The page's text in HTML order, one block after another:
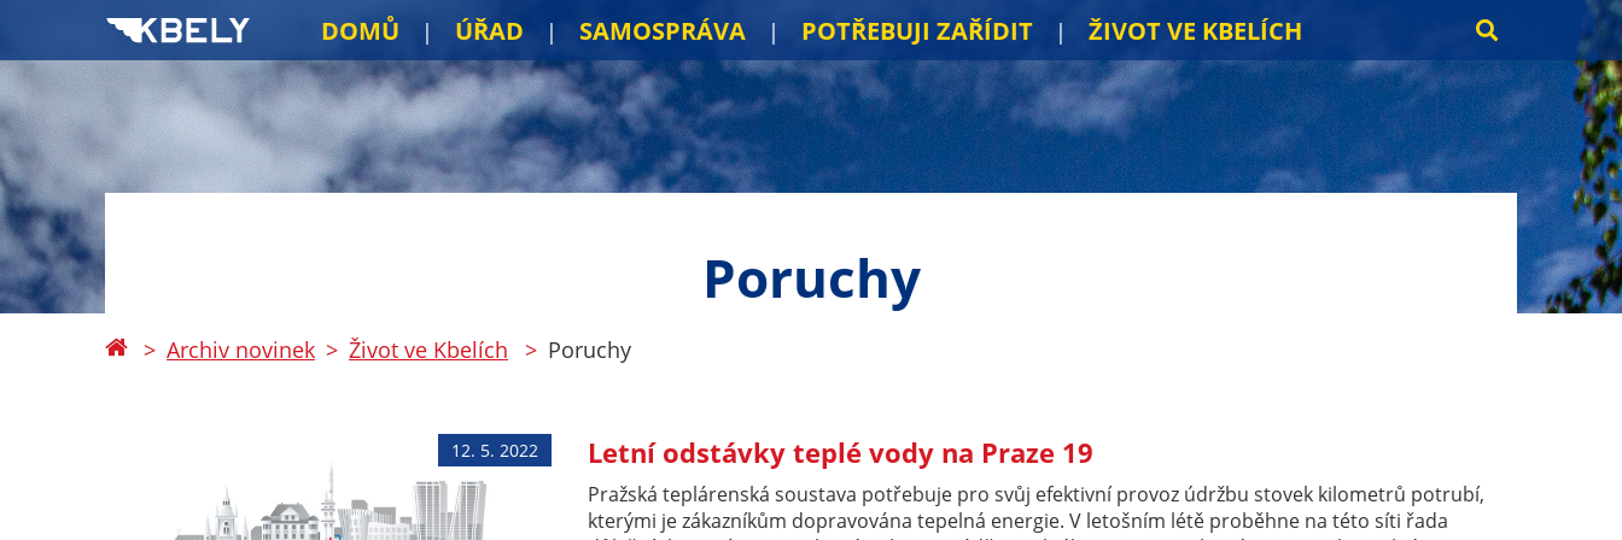
DOMŮ ÚŘAD SAMOSPRÁVA POTŘEBUJI ZAŘÍDIT ŽIVOT VE KBELÍCH
Poruchy
Archiv novinek Život ve Kbelích Poruchy
12. 5. 2022 Letní odstávky teplé vody na Praze 19
Pražská teplárenská soustava potřebuje pro svůj efektivní provoz údržbu stovek kilometrů potrubí,
kterými je zákazníkům dopravována tepelná energie. V letošním létě proběhne na této síti řada